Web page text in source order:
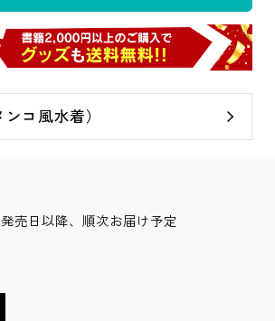
コ風水着）
発売日以降、順次お届け予定